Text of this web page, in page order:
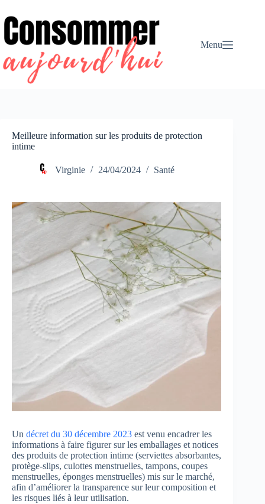
au
contenu
Menu
Meilleure information sur les produits de protection
intime
Virginie 24/04/2024 Santé
Un décret du 30 décembre 2023 est venu encadrer les
informations à faire figurer sur les emballages et notices
des produits de protection intime (serviettes absorbantes,
protège-slips, culottes menstruelles, tampons, coupes
menstruelles, éponges menstruelles) mis sur le marché,
afin d’améliorer la transparence sur leur composition et
les risques liés à leur utilisation.